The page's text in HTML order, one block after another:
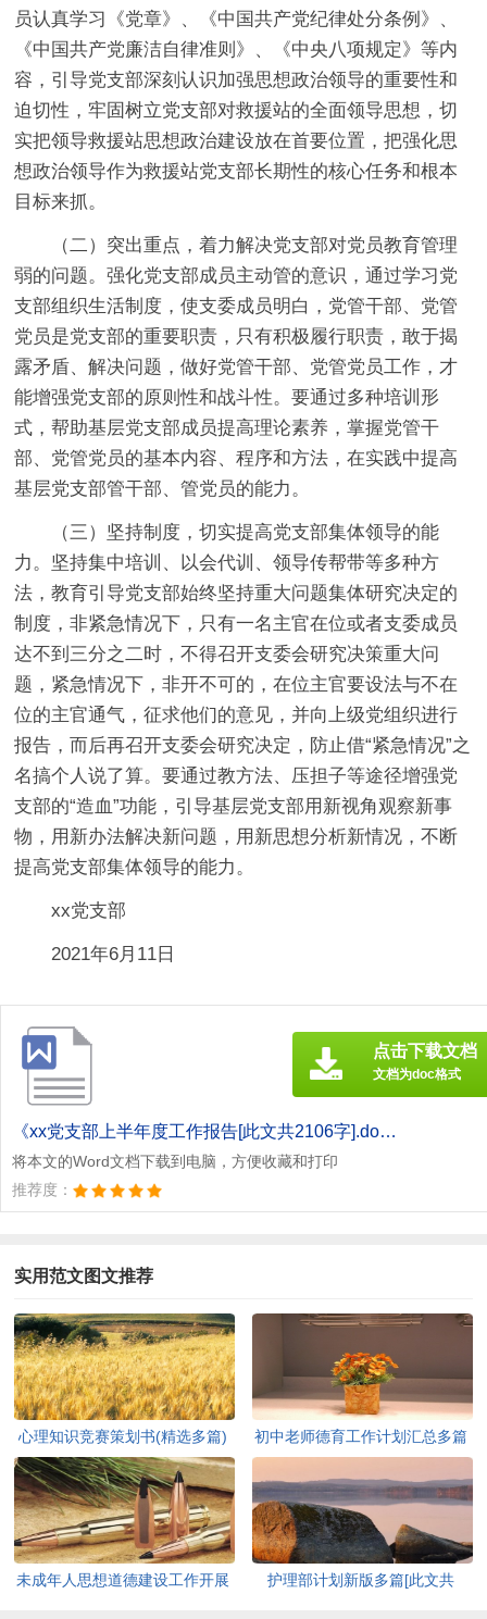
员认真学习《党章》、《中国共产党纪律处分条例》、
《中国共产党廉洁自律准则》、《中央八项规定》等内
容，引导党支部深刻认识加强思想政治领导的重要性和
迫切性，牢固树立党支部对救援站的全面领导思想，切
实把领导救援站思想政治建设放在首要位置，把强化思
想政治领导作为救援站党支部长期性的核心任务和根本
目标来抓。
（二）突出重点，着力解决党支部对党员教育管理
弱的问题。强化党支部成员主动管的意识，通过学习党
支部组织生活制度，使支委成员明白，党管干部、党管
党员是党支部的重要职责，只有积极履行职责，敢于揭
露矛盾、解决问题，做好党管干部、党管党员工作，才
能增强党支部的原则性和战斗性。要通过多种培训形
式，帮助基层党支部成员提高理论素养，掌握党管干
部、党管党员的基本内容、程序和方法，在实践中提高
基层党支部管干部、管党员的能力。
（三）坚持制度，切实提高党支部集体领导的能
力。 坚持集中培训、以会代训、领导传帮带等多种方
法，教育引导党支部始终坚持重大问题集体研究决定的
制度，非紧急情况下，只有一名主官在位或者支委成员
达不到三分之二时，不得召开支委会研究决策重大问
题，紧急情况下，非开不可的，在位主官要设法与不在
位的主官通气，征求他们的意见，并向上级党组织进行
报告，而后再召开支委会研究决定，防止借“紧急情况”之
名搞个人说了算。要通过教方法、压担子等途径增强党
支部的“造血”功能，引导基层党支部用新视角观察新事
物，用新办法解决新问题，用新思想分析新情况，不断
提高党支部集体领导的能力。
xx党支部
2021年6月11日
《xx党支部上半年度工作报告[此文共2106字].doc》
将本文的Word文档下载到电脑，方便收藏和打印
推荐度：
点击下载文档
文档为doc格式
实用范文图文推荐
心理知识竞赛策划书(精选多篇)
[此文共5937字]
初中老师德育工作计划汇总多篇
未成年人思想道德建设工作开展
护理部计划新版多篇[此文共